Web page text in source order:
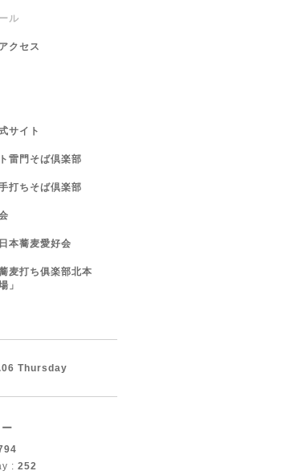
ル
クセス
サイト
雷門そば倶楽部
打ちそば倶楽部
本蕎麦愛好会
麦打ち俱楽部北本
」
Thursday
: 252